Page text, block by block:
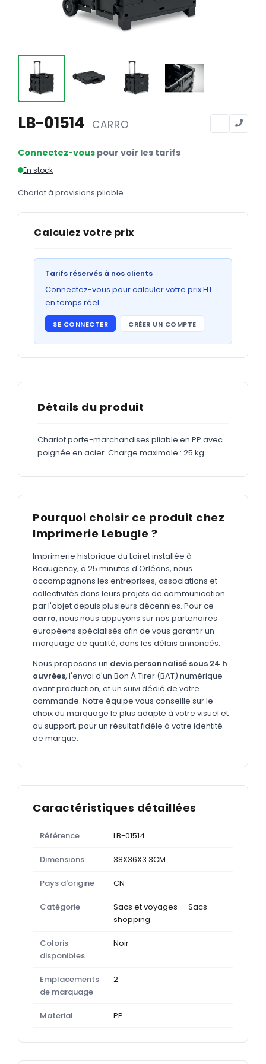
Calendriers
Calendriers bancaires
Tête de lettre
Enveloppes
Sous-mains
Chemises
GRAND FORMAT
Abribus
ADHÉSIFS
Adhésifs vitrine
MARQUAGE TEXTILE
Tee-shirts Nouveau
Polos Nouveau
Sweatshirts
GOODIES
Catalogue complet Nouveau
Bureau & écriture
Sacs & voyages
Verres & déjeuner
Technologie
LB-01514 CARRO
Connectez-vous pour voir les tarifs
En stock
Chariot à provisions pliable
Calculez votre prix
Tarifs réservés à nos clients
Connectez-vous pour calculer votre prix HT
en temps réel.
SE CONNECTER CRÉER UN COMPTE
Détails du produit
Chariot porte-marchandises pliable en PP avec
poignée en acier. Charge maximale : 25 kg.
Pourquoi choisir ce produit chez
Imprimerie Lebugle ?
Imprimerie historique du Loiret installée à
Beaugency, à 25 minutes d'Orléans, nous
accompagnons les entreprises, associations et
collectivités dans leurs projets de communication
par l'objet depuis plusieurs décennies. Pour ce
carro, nous nous appuyons sur nos partenaires
européens spécialisés afin de vous garantir un
marquage de qualité, dans les délais annoncés.
Nous proposons un devis personnalisé sous 24 h
ouvrées, l'envoi d'un Bon À Tirer (BAT) numérique
avant production, et un suivi dédié de votre
commande. Notre équipe vous conseille sur le
choix du marquage le plus adapté à votre visuel et
au support, pour un résultat fidèle à votre identité
de marque.
Caractéristiques détaillées
Référence LB-01514
Dimensions 38X36X3.3CM
Pays d'origine CN
Catégorie
Sacs et voyages — Sacs
shopping
Coloris
disponibles
Noir
Emplacements
de marquage
2
Material PP